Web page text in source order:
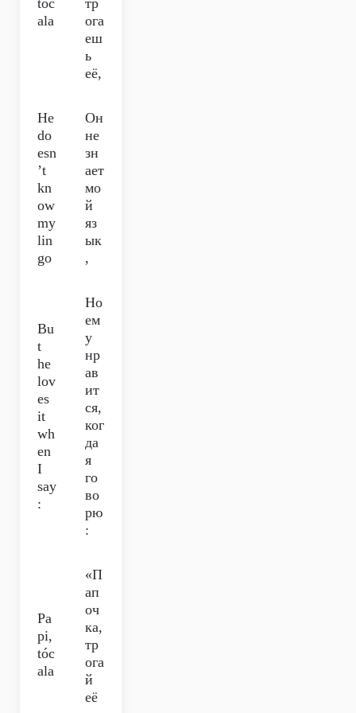
tóc
ala
тр
ога
еш
ь
её,
He
do
esn
’t
kn
ow
my
lin
go
Он
не
зн
ает
мо
й
яз
ык
,
Bu
t
he
lov
es
it
wh
en
I
say
:
Но
ем
у
нр
ав
ит
ся,
ког
да
я
го
во
рю
:
Pa
pi,
tóc
ala
«П
ап
оч
ка,
тр
ога
й
её